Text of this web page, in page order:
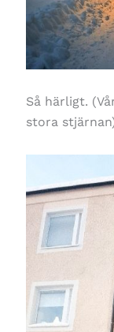
Så härligt.
stora